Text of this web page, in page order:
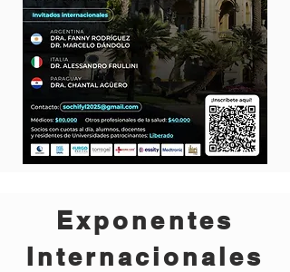
Exponentes
Internacionales